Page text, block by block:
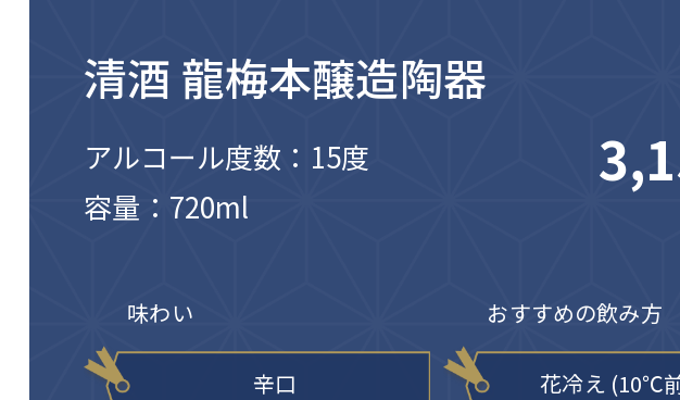
清酒 龍梅本醸造陶器
アルコール度数：15度
容量：720ml
味わい
辛口
おすすめの飲み方
花冷え (10℃